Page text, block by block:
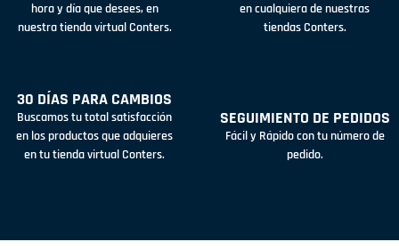
hora y día que desees, en
nuestra tienda virtual Conters.
en cualquiera de nuestras
tiendas Conters.
30 DÍAS PARA CAMBIOS
Buscamos tu total satisfacción
en los productos que adquieres
en tu tienda virtual Conters.
SEGUIMIENTO DE PEDIDOS
Fácil y Rápido con tu número de
pedido.